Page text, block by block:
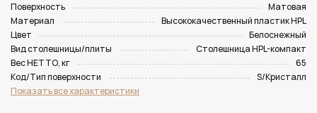
Поверхность
Матовая
Материал
Высококачественный пластик HPL
Цвет
Белоснежный
Вид столешницы/плиты
Столешница HPL-компакт
Вес НЕТТО, кг
65
Код/Тип поверхности
S/Кристалл
Показать все характеристики